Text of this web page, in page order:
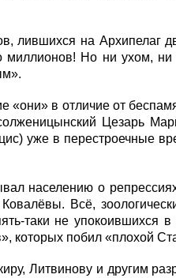
лившихся на Архипелаг
миллионов! Но ни ухом,
в отличие от
Цезарь
уже в перестроечные
населению о
Всё,
таки не упокоившихся в
которых побил «плохой
Литвинову и другим